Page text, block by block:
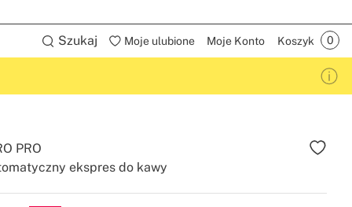
Szukaj Moje ulubione Moje Konto Koszyk
ekspres do kawy
PRO